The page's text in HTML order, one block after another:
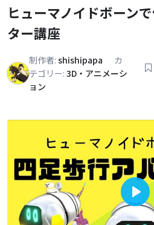
ヒューマノイドボーン
ター講座
制作者: shishipapa
カ
テゴリー: 3D・アニメーシ
ョン
Play